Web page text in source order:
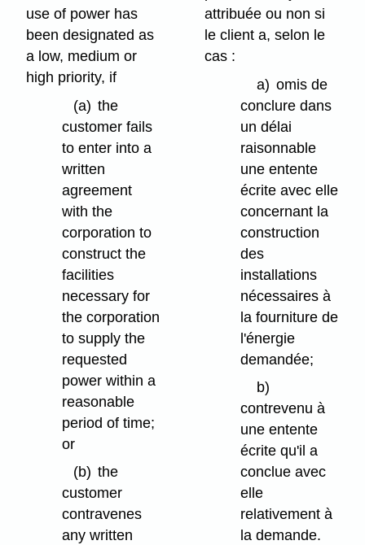
use of power has
been designated as
a low, medium or
high priority, if
(a) the
customer fails
to enter into a
written
agreement
with the
corporation to
construct the
facilities
necessary for
the corporation
to supply the
requested
power within a
reasonable
period of time;
or
(b) the
customer
contravenes
any written
attribuée ou non si
le client a, selon le
cas :
a) omis de
conclure dans
un délai
raisonnable
une entente
écrite avec elle
concernant la
construction
des
installations
nécessaires à
la fourniture de
l'énergie
demandée;
b)
contrevenu à
une entente
écrite qu'il a
conclue avec
elle
relativement à
la demande.